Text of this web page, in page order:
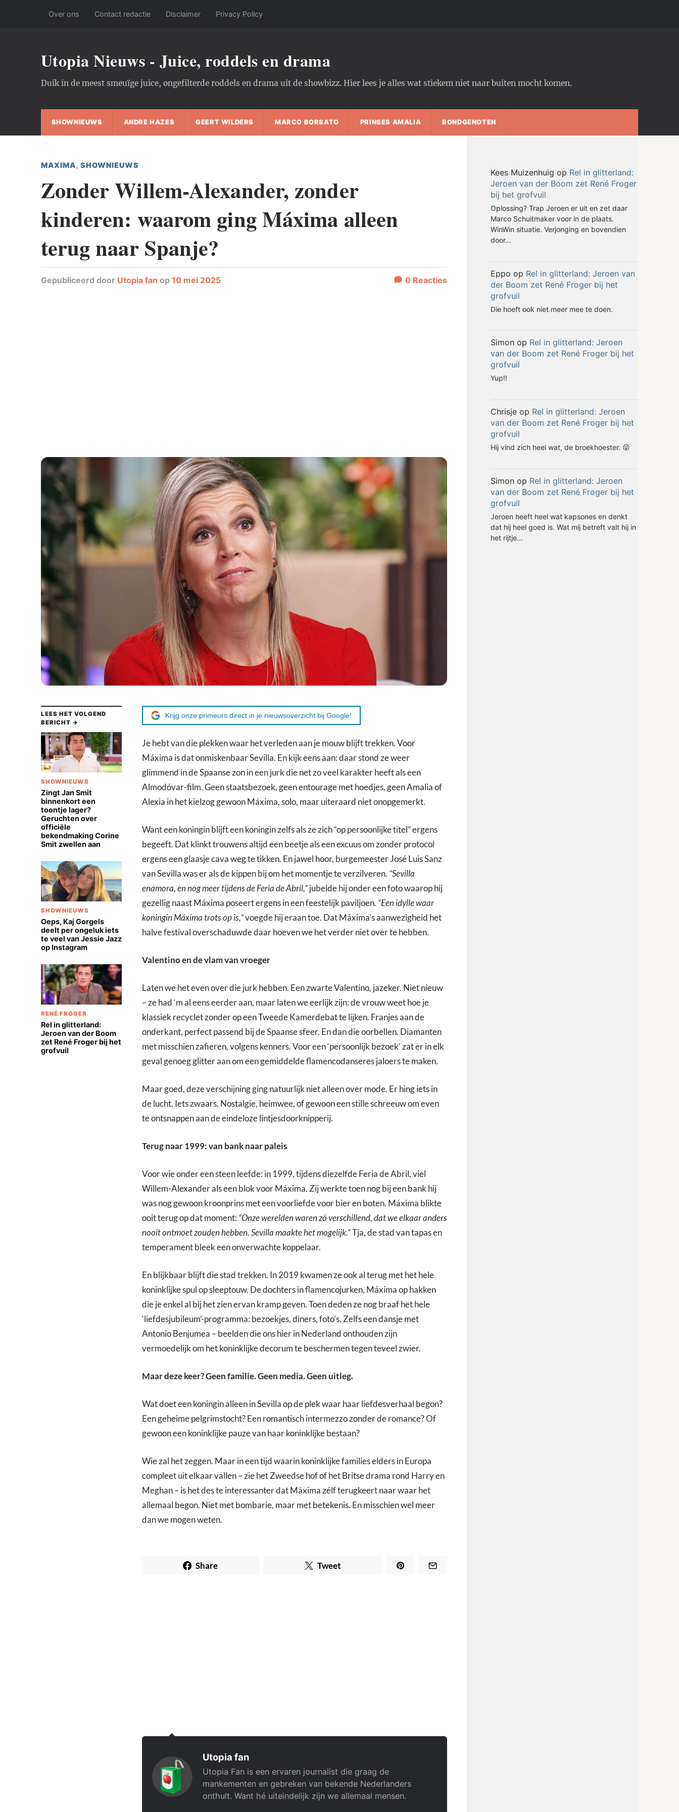
Over ons Contact redactie Disclaimer Privacy Policy
Utopia Nieuws - Juice, roddels en drama
Duik in de meest smeuïge juice, ongefilterde roddels en drama uit de showbizz. Hier lees je alles wat stiekem niet naar buiten mocht komen.
SHOWNIEUWS ANDRE HAZES GEERT WILDERS MARCO BORSATO PRINSES AMALIA BONDGENOTEN
MAXIMA, SHOWNIEUWS
Zonder Willem-Alexander, zonder
kinderen: waarom ging Máxima alleen
terug naar Spanje?
Gepubliceerd door Utopia fan op 10 mei 2025 0 Reacties
LEES HET VOLGEND
BERICHT →
SHOWNIEUWS
Zingt Jan Smit
binnenkort een
toontje lager?
Geruchten over
officiële
bekendmaking Corine
Smit zwellen aan
SHOWNIEUWS
Oeps, Kaj Gorgels
deelt per ongeluk iets
te veel van Jessie Jazz
op Instagram
RENÉ FROGER
Rel in glitterland:
Jeroen van der Boom
zet René Froger bij het
grofvuil
Krijg onze primeurs direct in je nieuwsoverzicht bij Google!
Je hebt van die plekken waar het verleden aan je mouw blijft trekken. Voor
Máxima is dat onmiskenbaar Sevilla. En kijk eens aan: daar stond ze weer
glimmend in de Spaanse zon in een jurk die net zo veel karakter heeft als een
Almodóvar-film. Geen staatsbezoek, geen entourage met hoedjes, geen Amalia of
Alexia in het kielzog gewoon Máxima, solo, maar uiteraard niet onopgemerkt.
Want een koningin blijft een koningin zelfs als ze zich “op persoonlijke titel” ergens
begeeft. Dat klinkt trouwens altijd een beetje als een excuus om zonder protocol
ergens een glaasje cava weg te tikken. En jawel hoor, burgemeester José Luis Sanz
van Sevilla was er als de kippen bij om het momentje te verzilveren. “Sevilla
enamora, en nog meer tijdens de Feria de Abril,”jubelde hij onder een foto waarop hij
gezellig naast Máxima poseert ergens in een feestelijk paviljoen. “Een idylle waar
koningin Máxima trots op is,”voegde hij eraan toe. Dat Máxima’s aanwezigheid het
halve festival overschaduwde daar hoeven we het verder niet over te hebben.
Valentino en de vlam van vroeger
Laten we het even over die jurk hebben. Een zwarte Valentino, jazeker. Niet nieuw
– ze had ‘m al eens eerder aan, maar laten we eerlijk zijn: de vrouw weet hoe je
klassiek recyclet zonder op een Tweede Kamerdebat te lijken. Franjes aan de
onderkant, perfect passend bij de Spaanse sfeer. En dan die oorbellen. Diamanten
met misschien zafieren, volgens kenners. Voor een ‘persoonlijk bezoek’ zat er in elk
geval genoeg glitter aan om een gemiddelde flamencodanseres jaloers te maken.
Maar goed, deze verschijning ging natuurlijk niet alleen over mode. Er hing iets in
de lucht. Iets zwaars. Nostalgie, heimwee, of gewoon een stille schreeuw om even
te ontsnappen aan de eindeloze lintjesdoorknipperij.
Terug naar 1999: van bank naar paleis
Voor wie onder een steen leefde: in 1999, tijdens diezelfde Feria de Abril, viel
Willem-Alexander als een blok voor Máxima. Zij werkte toen nog bij een bank hij
was nog gewoon kroonprins met een voorliefde voor bier en boten. Máxima blikte
ooit terug op dat moment: “Onze werelden waren zó verschillend, dat we elkaar anders
nooit ontmoet zouden hebben. Sevilla maakte het mogelijk.”Tja, de stad van tapas en
temperament bleek een onverwachte koppelaar.
En blijkbaar blijft die stad trekken. In 2019 kwamen ze ook al terug met het hele
koninklijke spul op sleeptouw. De dochters in flamencojurken, Máxima op hakken
die je enkel al bij het zien ervan kramp geven. Toen deden ze nog braaf het hele
‘liefdesjubileum’-programma: bezoekjes, diners, foto’s. Zelfs een dansje met
Antonio Benjumea – beelden die ons hier in Nederland onthouden zijn
vermoedelijk om het koninklijke decorum te beschermen tegen teveel zwier.
Maar deze keer? Geen familie. Geen media. Geen uitleg.
Wat doet een koningin alleen in Sevilla op de plek waar haar liefdesverhaal begon?
Een geheime pelgrimstocht? Een romantisch intermezzo zonder de romance? Of
gewoon een koninklijke pauze van haar koninklijke bestaan?
Wie zal het zeggen. Maar in een tijd waarin koninklijke families elders in Europa
compleet uit elkaar vallen – zie het Zweedse hof of het Britse drama rond Harry en
Meghan – is het des te interessanter dat Máxima zélf terugkeert naar waar het
allemaal begon. Niet met bombarie, maar met betekenis. En misschien wel meer
dan we mogen weten.
Share Tweet
Utopia fan
Utopia Fan is een ervaren journalist die graag de
mankementen en gebreken van bekende Nederlanders
onthult. Want hé uiteindelijk zijn we allemaal mensen.
Kees Muizenhuig op Rel in glitterland:
Jeroen van der Boom zet René Froger
bij het grofvuil
Oplossing? Trap Jeroen er uit en zet daar
Marco Schuitmaker voor in de plaats.
WinWin situatie. Verjonging en bovendien
door…
Eppo op Rel in glitterland: Jeroen van
der Boom zet René Froger bij het
grofvuil
Die hoeft ook niet meer mee te doen.
Simonop Rel in glitterland: Jeroen
van der Boom zet René Froger bij het
grofvuil
Yup!!
Chrisjeop Rel in glitterland: Jeroen
van der Boom zet René Froger bij het
grofvuil
Hij vind zich heel wat, de broekhoester. 😝
Simonop Rel in glitterland: Jeroen
van der Boom zet René Froger bij het
grofvuil
Jeroen heeft heel wat kapsones en denkt
dat hij heel goed is. Wat mij betreft valt hij in
het rijtje…